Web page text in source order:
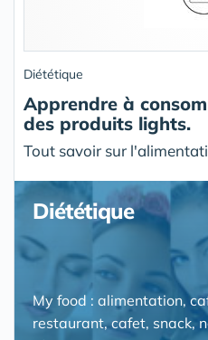
Diététique
Apprendre à
des produits lights.
Tout savoir sur
Diététique
My food : alimentation,
restaurant, cafet, snack,